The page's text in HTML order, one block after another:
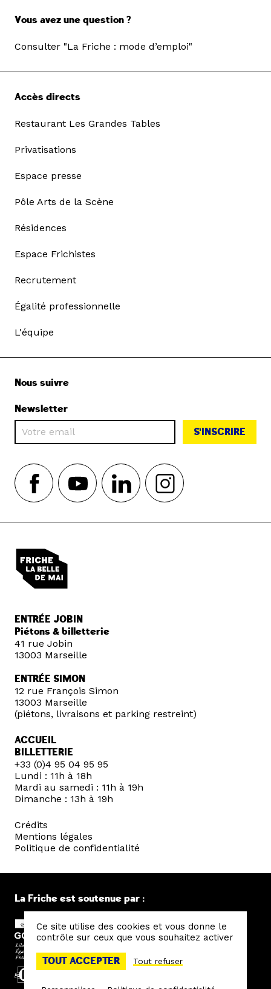
Vous avez une question ?
Consulter "La Friche : mode d’emploi"
Accès directs
Restaurant Les Grandes Tables
Privatisations
Espace presse
Pôle Arts de la Scène
Résidences
Espace Frichistes
Recrutement
Égalité professionnelle
L'équipe
Nous suivre
Newsletter
S'INSCRIRE
ENTRÉE JOBIN
Piétons & billetterie
41 rue Jobin
13003 Marseille
ENTRÉE SIMON
12 rue François Simon
13003 Marseille
(piétons, livraisons et parking restreint)
ACCUEIL
BILLETTERIE
+33 (0)4 95 04 95 95
Lundi : 11h à 18h
Mardi au samedi : 11h à 19h
Dimanche : 13h à 19h
Crédits
Mentions légales
Politique de confidentialité
La Friche est soutenue par :
Ce site utilise des cookies et vous donne le
contrôle sur ceux que vous souhaitez activer
TOUT ACCEPTER Tout refuser